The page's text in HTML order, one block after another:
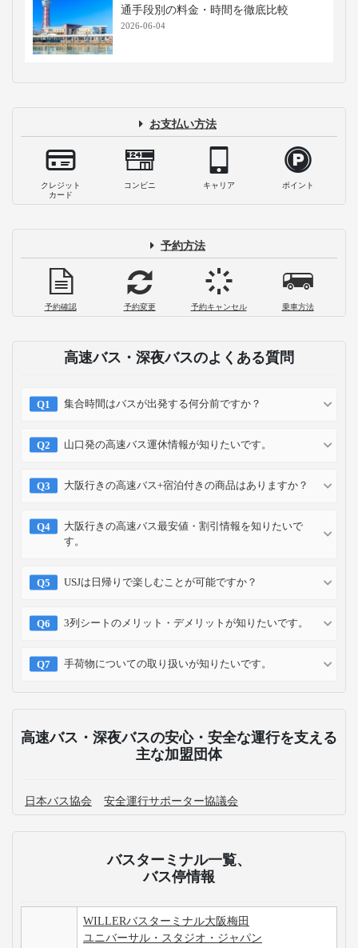
通手段別の料金・時間を徹底比較
2026-06-04
お支払い方法
クレジット
カード
コンビニ キャリア ポイント
予約方法
予約確認 予約変更 予約キャンセル 乗車方法
高速バス・深夜バスのよくある質問
集合時間はバスが出発する何分前ですか？
山口発の高速バス運休情報が知りたいです。
大阪行きの高速バス+宿泊付きの商品はありますか？
大阪行きの高速バス最安値・割引情報を知りたいで
す。
USJは日帰りで楽しむことが可能ですか？
3列シートのメリット・デメリットが知りたいです。
手荷物についての取り扱いが知りたいです。
高速バス・深夜バスの安心・安全な運行を支える
主な加盟団体
日本バス協会 安全運行サポーター協議会
バスターミナル一覧、
バス停情報
WILLERバスターミナル大阪梅田
ユニバーサル・スタジオ・ジャパン